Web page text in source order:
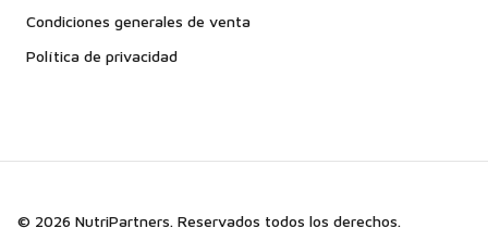
Condiciones generales de venta
Política de privacidad
© 2026 NutriPartners. Reservados todos los derechos.